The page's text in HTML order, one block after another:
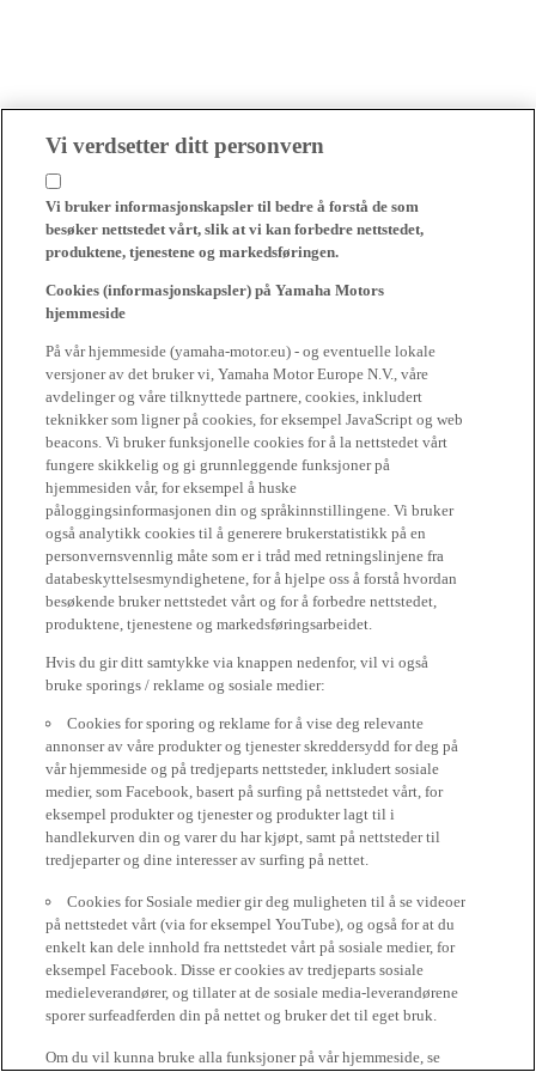
Vi verdsetter ditt personvern
Vi bruker informasjonskapsler til bedre å forstå de som
besøker nettstedet vårt, slik at vi kan forbedre nettstedet,
produktene, tjenestene og markedsføringen.
Cookies (informasjonskapsler) på Yamaha Motors
hjemmeside
På vår hjemmeside (yamaha-motor.eu) - og eventuelle lokale
versjoner av det bruker vi, Yamaha Motor Europe N.V., våre
avdelinger og våre tilknyttede partnere, cookies, inkludert
teknikker som ligner på cookies, for eksempel JavaScript og web
beacons. Vi bruker funksjonelle cookies for å la nettstedet vårt
fungere skikkelig og gi grunnleggende funksjoner på
hjemmesiden vår, for eksempel å huske
påloggingsinformasjonen din og språkinnstillingene. Vi bruker
også analytikk cookies til å generere brukerstatistikk på en
personvernsvennlig måte som er i tråd med retningslinjene fra
databeskyttelsesmyndighetene, for å hjelpe oss å forstå hvordan
besøkende bruker nettstedet vårt og for å forbedre nettstedet,
produktene, tjenestene og markedsføringsarbeidet.
Hvis du gir ditt samtykke via knappen nedenfor, vil vi også
bruke sporings / reklame og sosiale medier:
Cookies for sporing og reklame for å vise deg relevante
annonser av våre produkter og tjenester skreddersydd for deg på
vår hjemmeside og på tredjeparts nettsteder, inkludert sosiale
medier, som Facebook, basert på surfing på nettstedet vårt, for
eksempel produkter og tjenester og produkter lagt til i
handlekurven din og varer du har kjøpt, samt på nettsteder til
tredjeparter og dine interesser av surfing på nettet.
Cookies for Sosiale medier gir deg muligheten til å se videoer
på nettstedet vårt (via for eksempel YouTube), og også for at du
enkelt kan dele innhold fra nettstedet vårt på sosiale medier, for
eksempel Facebook. Disse er cookies av tredjeparts sosiale
medieleverandører, og tillater at de sosiale media-leverandørene
sporer surfeadferden din på nettet og bruker det til eget bruk.
Om du vil kunna bruke alla funksjoner på vår hjemmeside, se